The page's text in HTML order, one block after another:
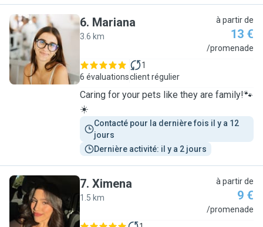
M
6. Mariana
3.6 km
à partir de
13 €
/promenade
6 évaluations
1
client régulier
Caring for your pets like they are family!🐾
☀️
Contacté pour la dernière fois il y a 12
jours
Dernière activité: il y a 2 jours
X
7. Ximena
1.5 km
à partir de
9 €
/promenade